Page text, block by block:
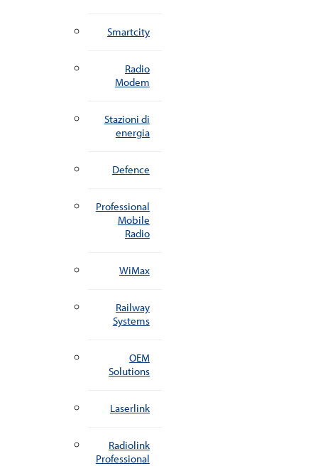
Smartcity
Radio
Modem
Stazioni di
energia
Defence
Professional
Mobile
Radio
WiMax
Railway
Systems
OEM
Solutions
Laserlink
Radiolink
Professional